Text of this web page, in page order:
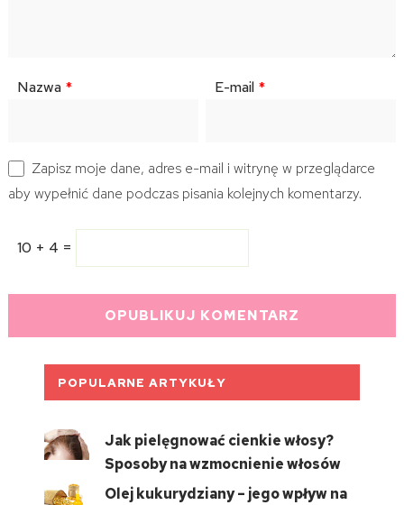
Nazwa * E-mail *
Zapisz moje dane, adres e-mail i witrynę w przeglądarce
aby wypełnić dane podczas pisania kolejnych komentarzy.
10 + 4 =
POPULARNE ARTYKUŁY
Jak pielęgnować cienkie włosy?
Sposoby na wzmocnienie włosów
Olej kukurydziany – jego wpływ na